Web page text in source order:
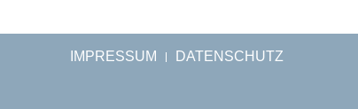
IMPRESSUM DATENSCHUTZ